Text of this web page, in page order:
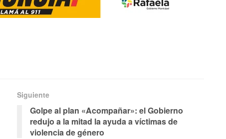
Siguiente
Golpe al plan «Acompañar»: el Gobierno
redujo a la mitad la ayuda a víctimas de
violencia de género